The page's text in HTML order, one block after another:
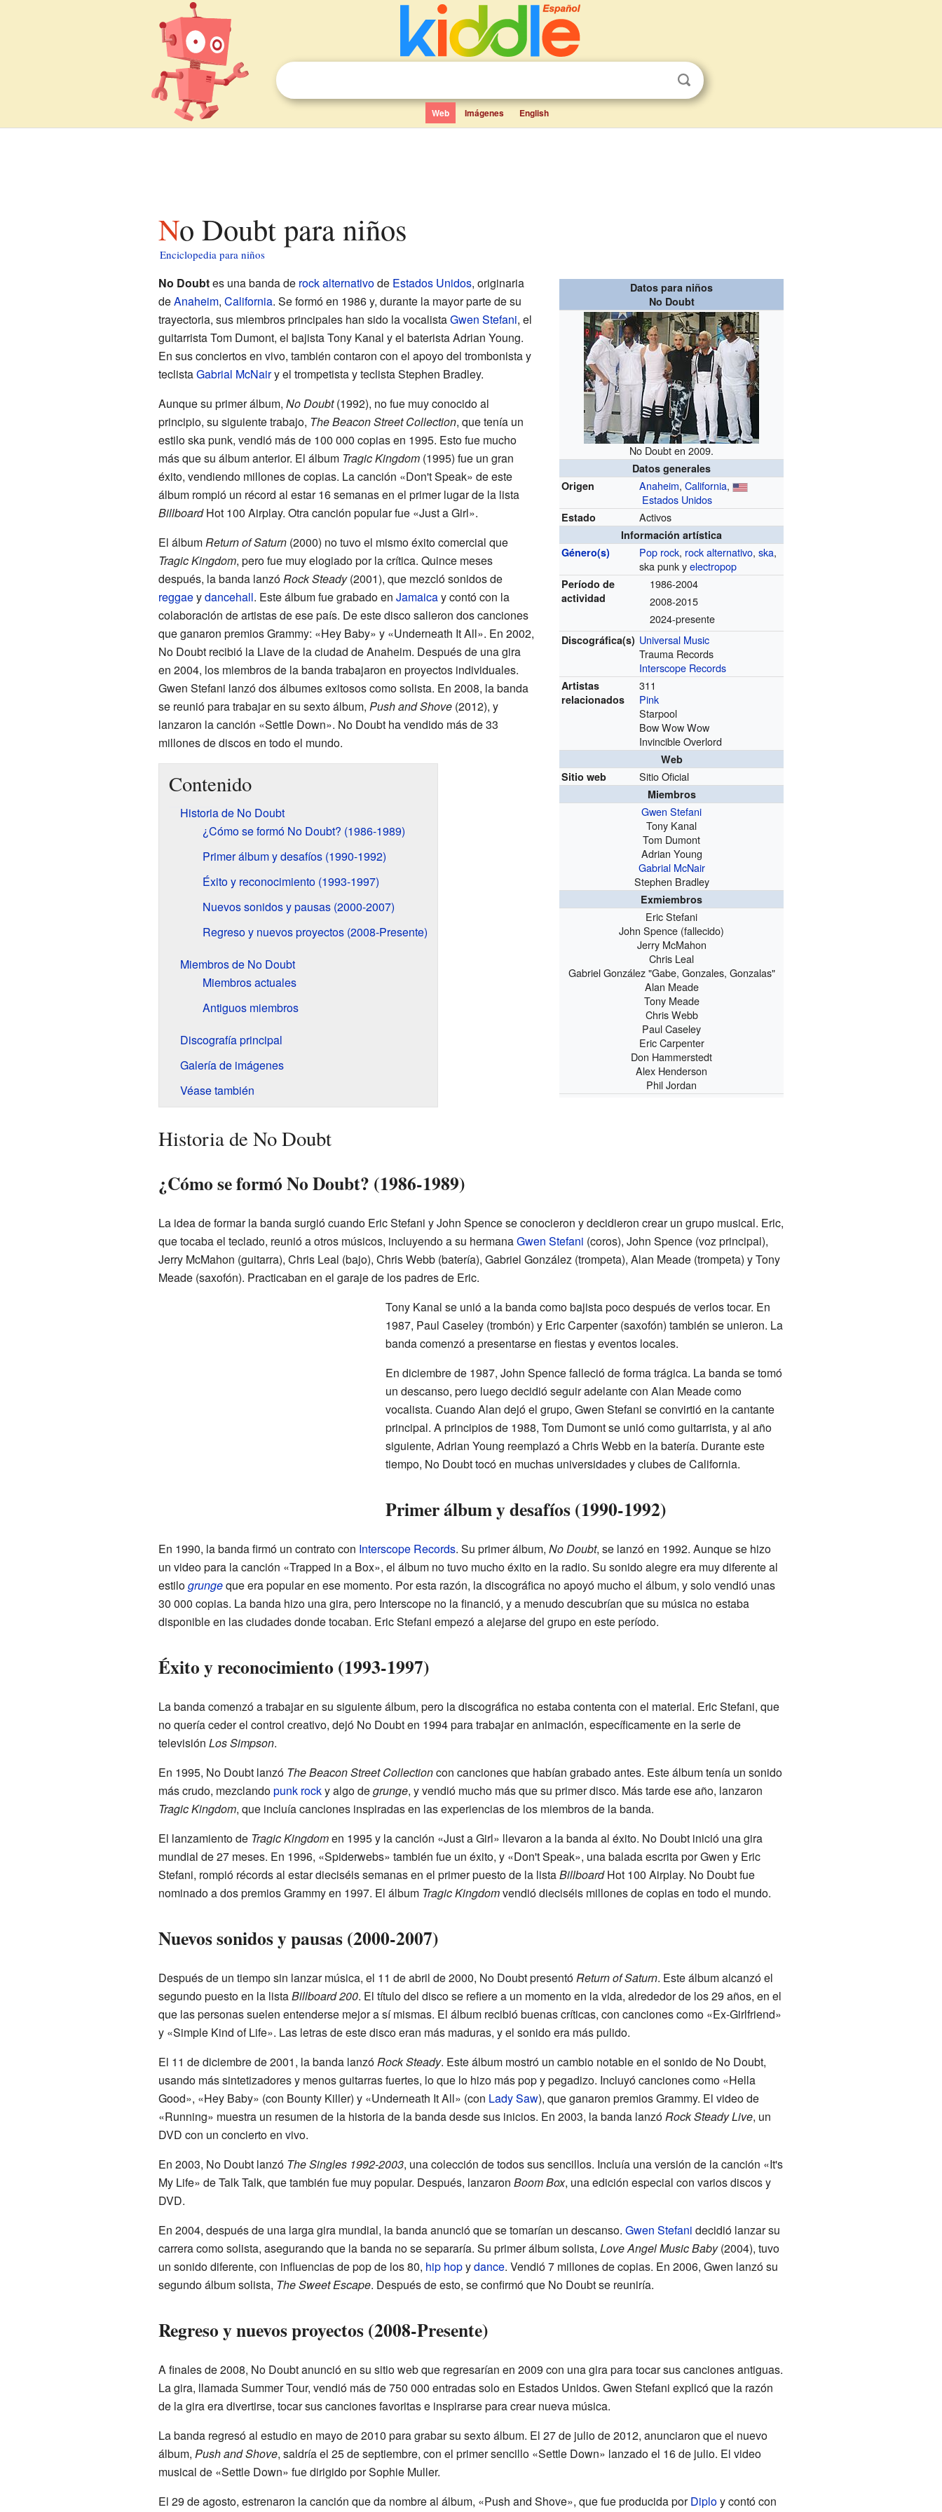
Web Imágenes English
No Doubt para niños
Enciclopedia para niños
Datos para niños
No Doubt
No Doubt en 2009.
Datos generales
Origen
Anaheim,California,
Estados Unidos
Estado Activos
Información artística
Género(s)
Pop rock, rock alternativo,ska,
ska punk yelectropop
Período de
actividad
1986-2004
2008-2015
2024-presente
Discográfica(s) Universal Music
Trauma Records
Interscope Records
Artistas
relacionados
311
Pink
Starpool
Bow Wow Wow
Invincible Overlord
Web
Sitio web
Sitio Oficial
Miembros
Gwen Stefani
Tony Kanal
Tom Dumont
Adrian Young
Gabrial McNair
Stephen Bradley
Exmiembros
Eric Stefani
John Spence (fallecido)
Jerry McMahon
Chris Leal
Gabriel González "Gabe, Gonzales, Gonzalas"
Alan Meade
Tony Meade
Chris Webb
Paul Caseley
Eric Carpenter
Don Hammerstedt
Alex Henderson
Phil Jordan
No Doubtes una banda de rock alternativode Estados Unidos, originaria
deAnaheim, California. Se formó en 1986 y, durante la mayor parte de su
trayectoria, sus miembros principales han sido la vocalistaGwen Stefani, el
guitarrista Tom Dumont, el bajista Tony Kanal y el baterista Adrian Young.
En sus conciertos en vivo, también contaron con el apoyo del trombonista y
teclistaGabrial McNairy el trompetista y teclista Stephen Bradley.
Aunque su primer álbum, No Doubt(1992), no fue muy conocido al
principio, su siguiente trabajo, The Beacon Street Collection, que tenía un
estilo ska punk, vendió más de 100 000 copias en 1995. Esto fue mucho
más que su álbum anterior. El álbum Tragic Kingdom(1995) fue un gran
éxito, vendiendo millones de copias. La canción «Don't Speak» de este
álbum rompió un récord al estar 16 semanas en el primer lugar de la lista
BillboardHot 100 Airplay. Otra canción popular fue «Just a Girl».
El álbumReturn of Saturn(2000) no tuvo el mismo éxito comercial que
Tragic Kingdom, pero fue muy elogiado por la crítica. Quince meses
después, la banda lanzóRock Steady(2001), que mezcló sonidos de
reggaeydancehall. Este álbum fue grabado en Jamaicay contó con la
colaboración de artistas de ese país. De este disco salieron dos canciones
que ganaron premios Grammy: «Hey Baby» y «Underneath It All». En 2002,
No Doubt recibió la Llave de la ciudad de Anaheim. Después de una gira
en 2004, los miembros de la banda trabajaron en proyectos individuales.
Gwen Stefani lanzó dos álbumes exitosos como solista. En 2008, la banda
se reunió para trabajar en su sexto álbum, Push and Shove(2012), y
lanzaron la canción «Settle Down». No Doubt ha vendido más de 33
millones de discos en todo el mundo.
Contenido
Historia de No Doubt
¿Cómo se formó No Doubt? (1986-1989)
Primer álbum y desafíos (1990-1992)
Éxito y reconocimiento (1993-1997)
Nuevos sonidos y pausas (2000-2007)
Regreso y nuevos proyectos (2008-Presente)
Miembros de No Doubt
Miembros actuales
Antiguos miembros
Discografía principal
Galería de imágenes
Véase también
Historia de No Doubt
¿Cómo se formó No Doubt? (1986-1989)
La idea de formar la banda surgió cuando Eric Stefani y John Spence se conocieron y decidieron crear un grupo musical. Eric,
que tocaba el teclado, reunió a otros músicos, incluyendo a su hermanaGwen Stefani (coros), John Spence (voz principal),
Jerry McMahon (guitarra), Chris Leal (bajo), Chris Webb (batería), Gabriel González (trompeta), Alan Meade (trompeta) y Tony
Meade (saxofón). Practicaban en el garaje de los padres de Eric.
Tony Kanal se unió a la banda como bajista poco después de verlos tocar. En
1987, Paul Caseley (trombón) y Eric Carpenter (saxofón) también se unieron. La
banda comenzó a presentarse en fiestas y eventos locales.
En diciembre de 1987, John Spence falleció de forma trágica. La banda se tomó
un descanso, pero luego decidió seguir adelante con Alan Meade como
vocalista. Cuando Alan dejó el grupo, Gwen Stefani se convirtió en la cantante
principal. A principios de 1988, Tom Dumont se unió como guitarrista, y al año
siguiente, Adrian Young reemplazó a Chris Webb en la batería. Durante este
tiempo, No Doubt tocó en muchas universidades y clubes de California.
Primer álbum y desafíos (1990-1992)
En 1990, la banda firmó un contrato con Interscope Records. Su primer álbum, No Doubt, se lanzó en 1992. Aunque se hizo
un video para la canción «Trapped in a Box», el álbum no tuvo mucho éxito en la radio. Su sonido alegre era muy diferente al
estilogrungeque era popular en ese momento. Por esta razón, la discográfica no apoyó mucho el álbum, y solo vendió unas
30 000 copias. La banda hizo una gira, pero Interscope no la financió, y a menudo descubrían que su música no estaba
disponible en las ciudades donde tocaban. Eric Stefani empezó a alejarse del grupo en este período.
Éxito y reconocimiento (1993-1997)
La banda comenzó a trabajar en su siguiente álbum, pero la discográfica no estaba contenta con el material. Eric Stefani, que
no quería ceder el control creativo, dejó No Doubt en 1994 para trabajar en animación, específicamente en la serie de
televisión Los Simpson.
En 1995, No Doubt lanzó The Beacon Street Collectioncon canciones que habían grabado antes. Este álbum tenía un sonido
más crudo, mezclandopunk rocky algo degrunge, y vendió mucho más que su primer disco. Más tarde ese año, lanzaron
Tragic Kingdom, que incluía canciones inspiradas en las experiencias de los miembros de la banda.
El lanzamiento de Tragic Kingdomen 1995 y la canción «Just a Girl» llevaron a la banda al éxito. No Doubt inició una gira
mundial de 27 meses. En 1996, «Spiderwebs» también fue un éxito, y «Don't Speak», una balada escrita por Gwen y Eric
Stefani, rompió récords al estar dieciséis semanas en el primer puesto de la listaBillboardHot 100 Airplay. No Doubt fue
nominado a dos premios Grammy en 1997. El álbum Tragic Kingdomvendió dieciséis millones de copias en todo el mundo.
Nuevos sonidos y pausas (2000-2007)
Después de un tiempo sin lanzar música, el 11 de abril de 2000, No Doubt presentóReturn of Saturn. Este álbum alcanzó el
segundo puesto en la listaBillboard 200. El título del disco se refiere a un momento en la vida, alrededor de los 29 años, en el
que las personas suelen entenderse mejor a sí mismas. El álbum recibió buenas críticas, con canciones como «Ex-Girlfriend»
y «Simple Kind of Life». Las letras de este disco eran más maduras, y el sonido era más pulido.
El 11 de diciembre de 2001, la banda lanzóRock Steady. Este álbum mostró un cambio notable en el sonido de No Doubt,
usando más sintetizadores y menos guitarras fuertes, lo que lo hizo más pop y pegadizo. Incluyó canciones como «Hella
Good», «Hey Baby» (con Bounty Killer) y «Underneath It All» (con Lady Saw), que ganaron premios Grammy. El video de
«Running» muestra un resumen de la historia de la banda desde sus inicios. En 2003, la banda lanzóRock Steady Live, un
DVD con un concierto en vivo.
En 2003, No Doubt lanzó The Singles 1992-2003, una colección de todos sus sencillos. Incluía una versión de la canción «It's
My Life» de Talk Talk, que también fue muy popular. Después, lanzaron Boom Box, una edición especial con varios discos y
DVD.
En 2004, después de una larga gira mundial, la banda anunció que se tomarían un descanso. Gwen Stefani decidió lanzar su
carrera como solista, asegurando que la banda no se separaría. Su primer álbum solista, Love Angel Music Baby(2004), tuvo
un sonido diferente, con influencias de pop de los 80, hip hopydance. Vendió 7 millones de copias. En 2006, Gwen lanzó su
segundo álbum solista, The Sweet Escape. Después de esto, se confirmó que No Doubt se reuniría.
Regreso y nuevos proyectos (2008-Presente)
A finales de 2008, No Doubt anunció en su sitio web que regresarían en 2009 con una gira para tocar sus canciones antiguas.
La gira, llamada Summer Tour, vendió más de 750 000 entradas solo en Estados Unidos. Gwen Stefani explicó que la razón
de la gira era divertirse, tocar sus canciones favoritas e inspirarse para crear nueva música.
La banda regresó al estudio en mayo de 2010 para grabar su sexto álbum. El 27 de julio de 2012, anunciaron que el nuevo
álbum, Push and Shove, saldría el 25 de septiembre, con el primer sencillo «Settle Down» lanzado el 16 de julio. El video
musical de «Settle Down» fue dirigido por Sophie Muller.
El 29 de agosto, estrenaron la canción que da nombre al álbum, «Push and Shove», que fue producida porDiploy contó con